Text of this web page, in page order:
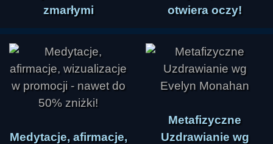
zmarłymi
otwiera oczy!
Medytacje, afirmacje,
Metafizyczne
Uzdrawianie wg